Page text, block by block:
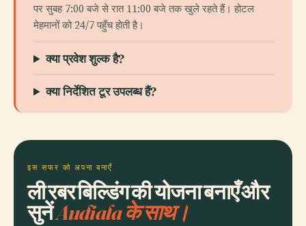
पर सुबह 7:00 बजे से रात 11:00 बजे तक खुले रहते हैं। होटल
मेहमानों को 24/7 पहुँच होती है।
क्या प्रवेश शुल्क है?
क्या निर्देशित टूर उपलब्ध हैं?
इस सफर को अपना बनाएँ
ली रबर बिल्डिंग की योजना बनाएँ और
सुनेंAudiala के साथ।